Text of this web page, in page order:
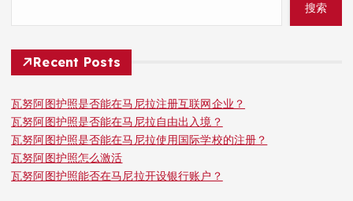
搜索
Recent Posts
瓦努阿图护照是否能在马尼拉注册互联网企业？
瓦努阿图护照是否能在马尼拉自由出入境？
瓦努阿图护照是否能在马尼拉使用国际学校的注册？
瓦努阿图护照怎么激活
瓦努阿图护照能否在马尼拉开设银行账户？